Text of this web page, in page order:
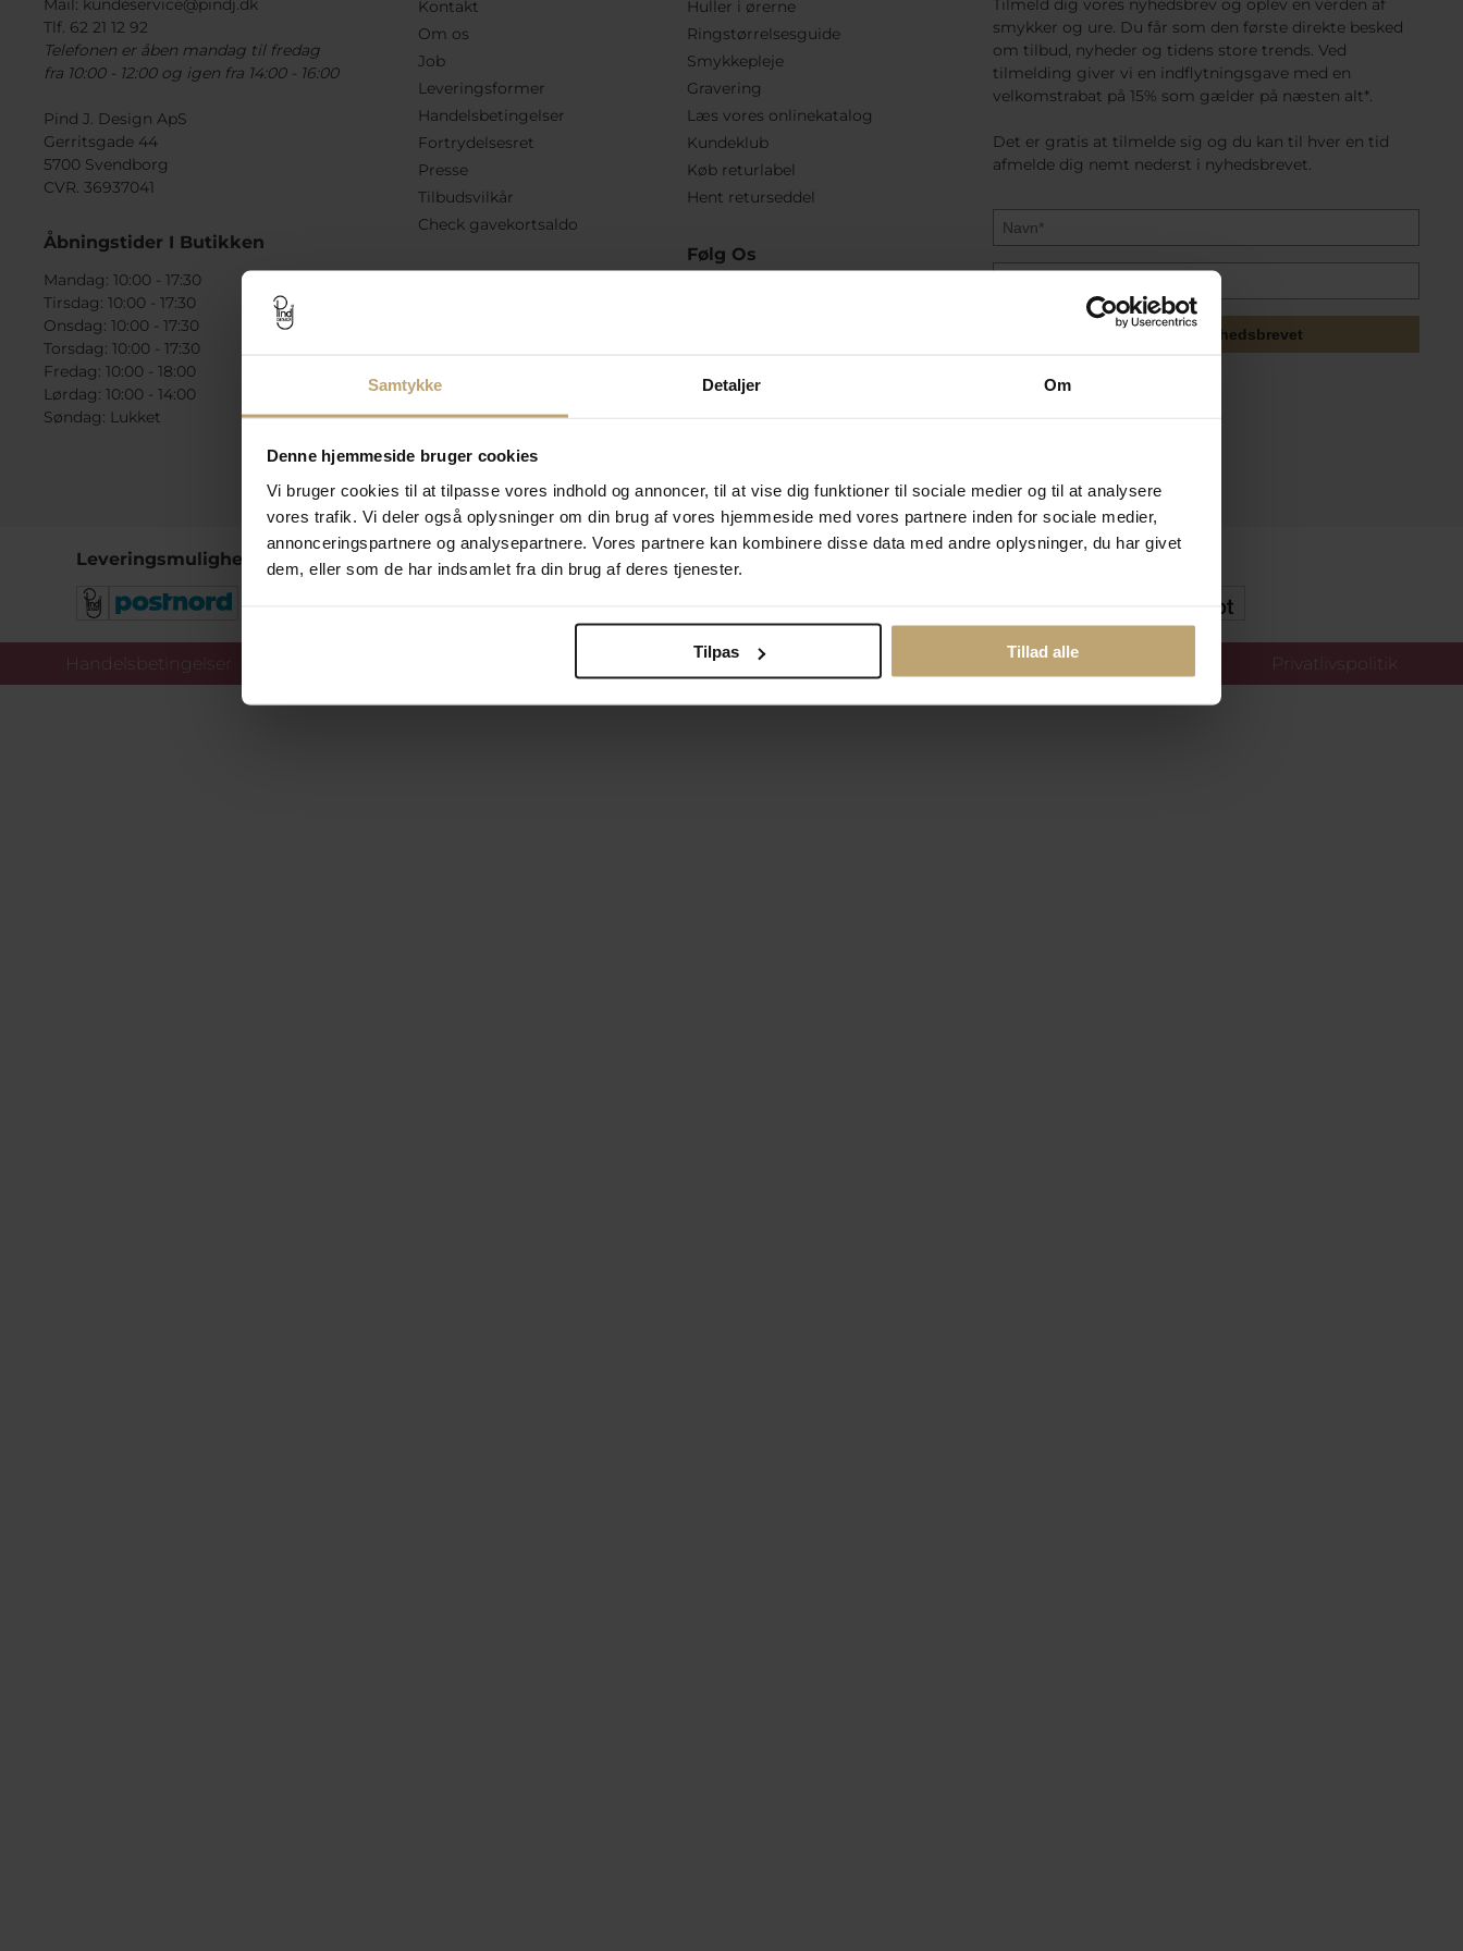
Samtykke Detaljer Om
Denne hjemmeside bruger cookies
Vi bruger cookies til at tilpasse vores indhold og annoncer, til at vise dig funktioner til sociale medier og til at analysere
vores trafik. Vi deler også oplysninger om din brug af vores hjemmeside med vores partnere inden for sociale medier,
annonceringspartnere og analysepartnere. Vores partnere kan kombinere disse data med andre oplysninger, du har givet
dem, eller som de har indsamlet fra din brug af deres tjenester.
Tilpas Tillad alle
Mail: kundeservice@pindj.dk
Tlf. 62 21 12 92
Telefonen er åben mandag til fredag
fra 10:00 - 12:00 og igen fra 14:00 - 16:00
Pind J. Design ApS
Gerritsgade 44
5700 Svendborg
CVR. 36937041
Åbningstider I Butikken
Mandag: 10:00 - 17:30
Tirsdag: 10:00 - 17:30
Onsdag: 10:00 - 17:30
Torsdag: 10:00 - 17:30
Fredag: 10:00 - 18:00
Lørdag: 10:00 - 14:00
Søndag: Lukket
Kontakt
Om os
Job
Leveringsformer
Handelsbetingelser
Fortrydelsesret
Presse
Tilbudsvilkår
Check gavekortsaldo
Huller i ørerne
Ringstørrelsesguide
Smykkepleje
Gravering
Læs vores onlinekatalog
Kundeklub
Køb returlabel
Hent returseddel
Følg Os
Tilmeld dig vores nyhedsbrev og oplev en verden af
smykker og ure. Du får som den første direkte besked
om tilbud, nyheder og tidens store trends. Ved
tilmelding giver vi en indflytningsgave med en
velkomstrabat på 15% som gælder på næsten alt*.
Det er gratis at tilmelde sig og du kan til hver en tid
afmelde dig nemt nederst i nyhedsbrevet.
Tilmeld mig nyhedsbrevet
Leveringsmuligheder Betalingsmuligheder Sikker Og Tryg E-Handel
Handelsbetingelser Ændr cookie-indstillinger Privatlivspolitik